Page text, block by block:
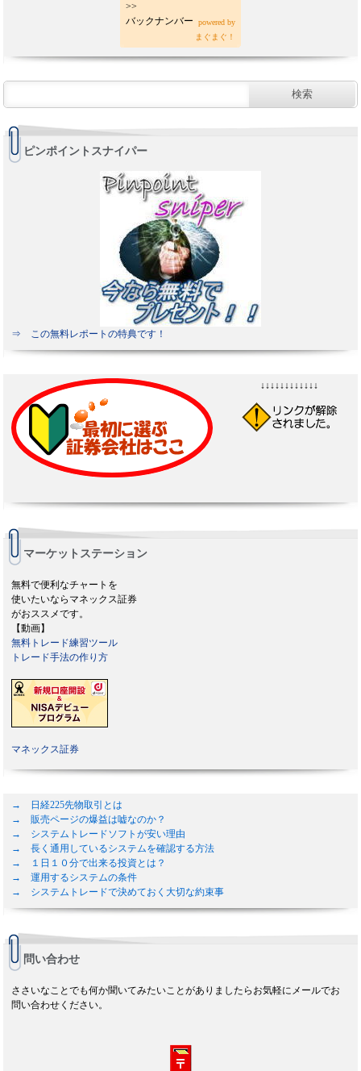
>>
バックナンバー
powered by
まぐまぐ！
ピンポイントスナイパー
⇒ この無料レポートの特典です！
↓↓↓↓↓↓↓↓↓↓↓↓
マーケットステーション
無料で便利なチャートを
使いたいならマネックス証券
がおススメです。
【動画】
無料トレード練習ツール
トレード手法の作り方
マネックス証券
→ 日経225先物取引とは
→ 販売ページの爆益は嘘なのか？
→ システムトレードソフトが安い理由
→ 長く通用しているシステムを確認する方法
→ １日１０分で出来る投資とは？
→ 運用するシステムの条件
→ システムトレードで決めておく大切な約束事
問い合わせ
ささいなことでも何か聞いてみたいことがありましたらお気軽にメールでお
問い合わせください。